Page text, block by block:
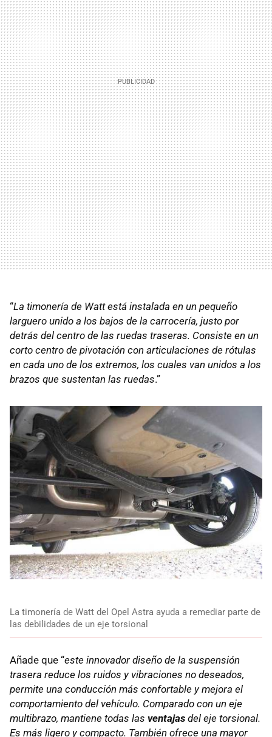
“La timonería de Watt está instalada en un pequeño
larguero unido a los bajos de la carrocería, justo por
detrás del centro de las ruedas traseras. Consiste en un
corto centro de pivotación con articulaciones de rótulas
en cada uno de los extremos, los cuales van unidos a los
brazos que sustentan las ruedas.”
La timonería de Watt del Opel Astra ayuda a remediar parte de
las debilidades de un eje torsional
Añade que “este innovador diseño de la suspensión
trasera reduce los ruidos y vibraciones no deseados,
permite una conducción más confortable y mejora el
comportamiento del vehículo. Comparado con un eje
multibrazo, mantiene todas las ventajas del eje torsional.
Es más ligero y compacto. También ofrece una mayor